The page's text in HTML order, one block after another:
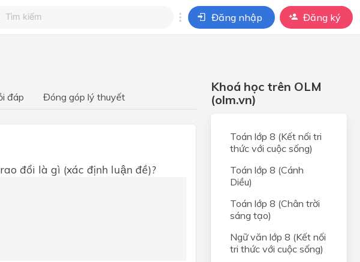
Đăng nhập Đăng ký
đáp Đóng góp lý thuyết
đổi là gì (xác định luận đề)?
Khoá học trên OLM
(olm.vn)
Toán lớp 8 (Kết nối tri
thức với cuộc sống)
Toán lớp 8 (Cánh
Diều)
Toán lớp 8 (Chân trời
sáng tạo)
Ngữ văn lớp 8 (Kết nối
tri thức với cuộc sống)